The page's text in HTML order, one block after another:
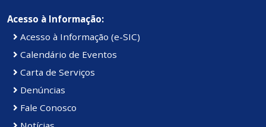
Acesso à Informação:
Acesso à Informação (e-SIC)
Calendário de Eventos
Carta de Serviços
Denúncias
Fale Conosco